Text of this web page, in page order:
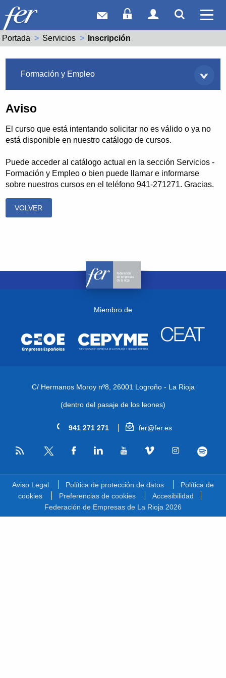
Correo webAcceso Socios
Acceso
Portada Servicios Actual:
Inscripción
Formación y Empleo
Aviso
El curso que está intentando solicitar no es válido o ya no
está disponible en nuestro catálogo de cursos.
Puede acceder al catálogo actual en la sección Servicios -
Formación y Empleo o bien puede llamar e informarse
sobre nuestros cursos en el teléfono 941-271271. Gracias.
VOLVER
Miembro de
C/ Hermanos Moroy nº8, 26001 Logroño - La Rioja
(dentro del pasaje de los leones)
941 271 271 fer@fer.es
RSS
Aviso Legal Política de protección de datos
Política de
cookies
Preferencias de cookies
Accesibilidad
Federación de Empresas de La Rioja 2026